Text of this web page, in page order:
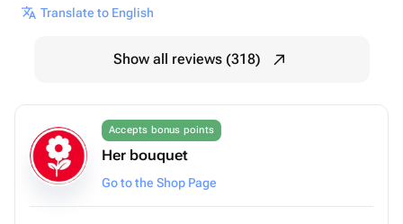
Translate to English
Show all reviews (318)
Accepts bonus points
Her bouquet
Go to the Shop Page